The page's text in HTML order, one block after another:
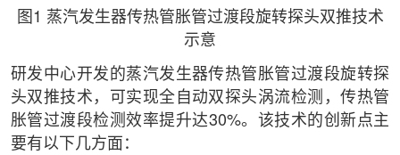
图1 蒸汽发生器传热管胀管过渡段旋转探头双推技术
示意
研发中心开发的蒸汽发生器传热管胀管过渡段旋转探
头双推技术，可实现全自动双探头涡流检测，传热管
胀管过渡段检测效率提升达30%。该技术的创新点主
要有以下几方面：